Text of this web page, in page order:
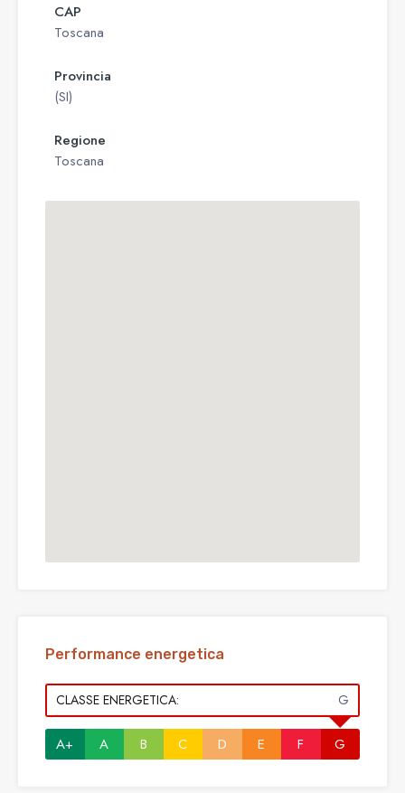
CAP
Toscana
Provincia
(SI)
Regione
Toscana
Performance energetica
CLASSE ENERGETICA: G
A+ A B C D E F G